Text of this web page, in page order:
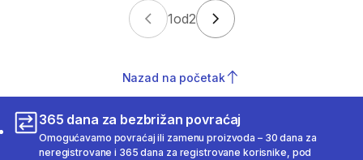
1od2
Nazad na početak
365 dana za bezbrižan povraćaj
Omogućavamo povraćaj ili zamenu proizvoda – 30 dana za
neregistrovane i 365 dana za registrovane korisnike, pod